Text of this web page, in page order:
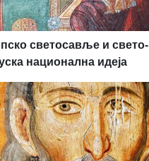
светосавље и свето-
национална идеја